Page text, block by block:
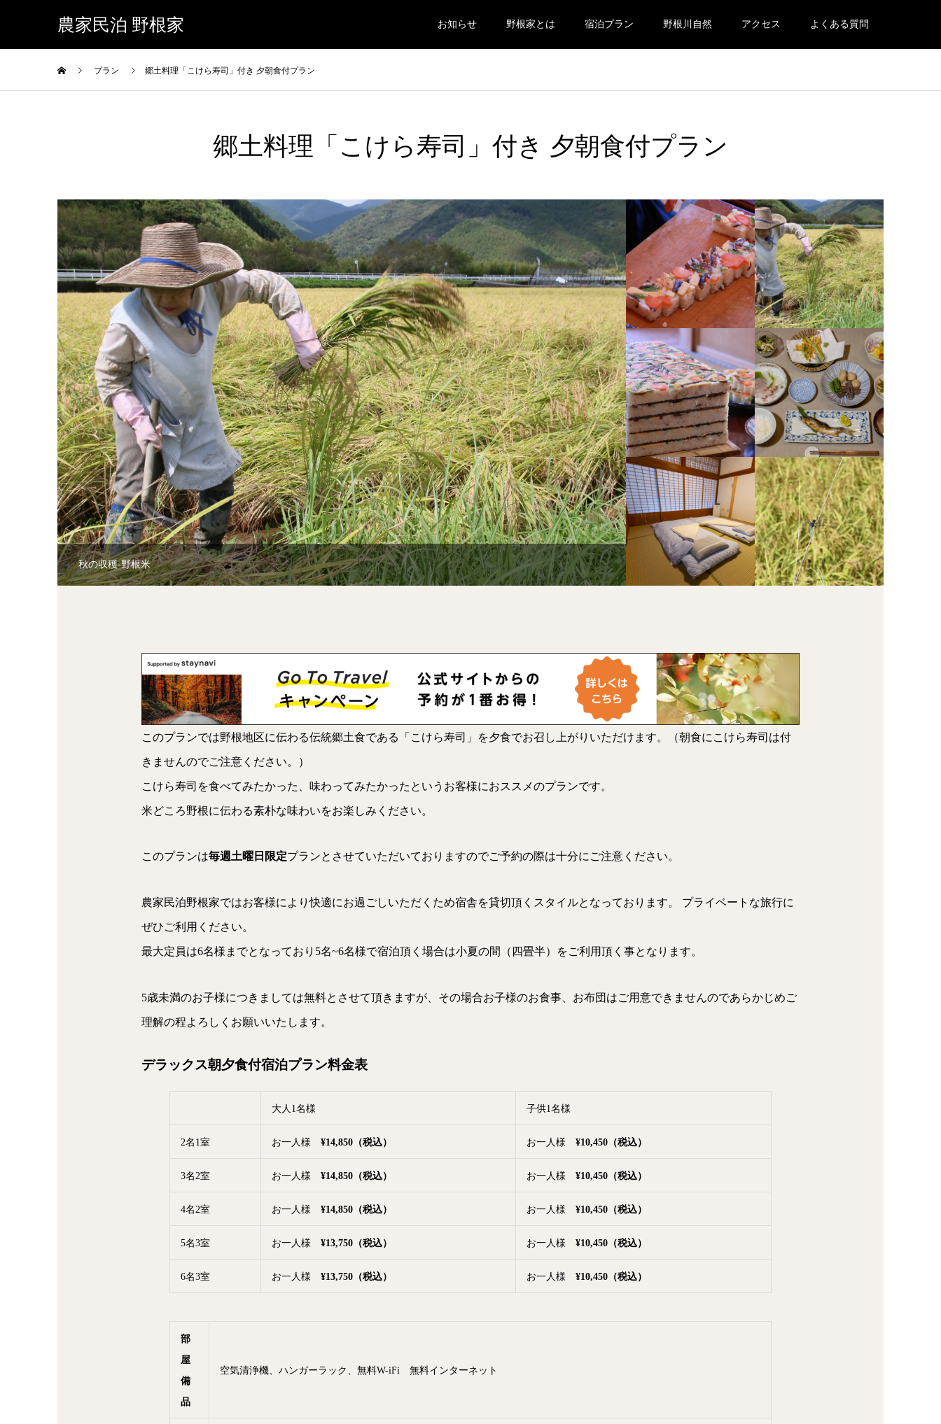
農家民泊 野根家 お知らせ 野根家とは 宿泊プラン 野根川自然 アクセス よくある質問
プラン 郷土料理「こけら寿司」付き 夕朝食付プラン
郷土料理「こけら寿司」付き 夕朝食付プラン
スタンダート夕食にこけら寿司が付くプランです スタンダート夕食にこけら寿司が付くプランです
このプランでは野根地区に伝わる伝統郷土食である「こけら寿司」を夕食でお召し上がりいただけます。（朝食にこけら寿司は付
きませんのでご注意ください。）
こけら寿司を食べてみたかった、味わってみたかったというお客様におススメのプランです。
米どころ野根に伝わる素朴な味わいをお楽しみください。
このプランは毎週土曜日限定プランとさせていただいておりますのでご予約の際は十分にご注意ください。
農家民泊野根家ではお客様により快適にお過ごしいただくため宿舎を貸切頂くスタイルとなっております。 プライベートな旅行に
ぜひご利用ください。
最大定員は6名様までとなっており5名~6名様で宿泊頂く場合は小夏の間（四畳半）をご利用頂く事となります。
5歳未満のお子様につきましては無料とさせて頂きますが、その場合お子様のお食事、お布団はご用意できませんのであらかじめご
理解の程よろしくお願いいたします。
デラックス朝夕食付宿泊プラン料金表
大人1名様 子供1名様
2名1室 お一人様 ¥14,850（税込） お一人様 ¥10,450（税込）
3名2室 お一人様 ¥14,850（税込） お一人様 ¥10,450（税込）
4名2室 お一人様 ¥14,850（税込） お一人様 ¥10,450（税込）
5名3室 お一人様 ¥13,750（税込） お一人様 ¥10,450（税込）
6名3室 お一人様 ¥13,750（税込） お一人様 ¥10,450（税込）
部
屋
備
品
空気清浄機、ハンガーラック、無料W-iFi 無料インターネット